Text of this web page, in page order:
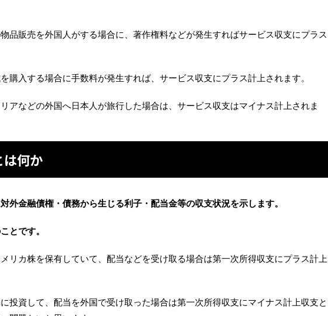
品販売を外国人がする場合に、著作権料などが発生すればサービス収支にプラス
購入する場合に手数料が発生すれば、サービス収支にプラス計上されます。
アなどの外国へ日本人が旅行した場合は、サービス収支はマイナス計上されま
何か
外金融債権・債務から生じる利子・配当金等の収支状況を示します。
とです。
リカ株を保有していて、配当などを受け取る場合は第一次所得収支にプラス計上
投資して、配当を外国で受け取った場合は第一次所得収支にマイナス計上収支と